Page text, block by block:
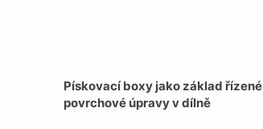
Pískovací boxy jako základ řízené
povrchové úpravy v dílně